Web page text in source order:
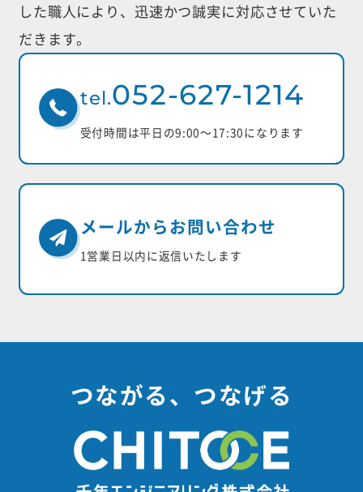
した職人により、迅速かつ誠実に対応させていた
だきます。
tel.052-627-1214
受付時間は平日の9:00〜17:30になります
メールからお問い合わせ
1営業日以内に返信いたします
つながる、つなげる